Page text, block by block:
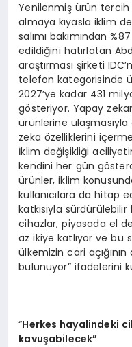
Yenilenmiş ürün tercih
almaya kıyasla iklim
salımı bakımından
edildiğini hatırlatan
araştırması şirketi
telefon kategorisinde
2027’ye kadar 431
gösteriyor. Yapay
ürünlerine
zeka özelliklerini
İklim değişikliği
kendini her gün
ürünler, iklim
kullanıcılara da hitap
katkısıyla
cihazlar, piyasada el
az ikiye katlıyor ve bu
ülkemizin cari
bulunuyor” ifadelerini
“Herkes hayalindeki
kavuşabilecek”